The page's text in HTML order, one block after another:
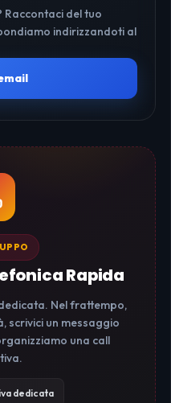
Raccontaci del tuo
indirizzandoti al
Rapida
Nel frattempo,
scrivici un messaggio
una call
dedicata